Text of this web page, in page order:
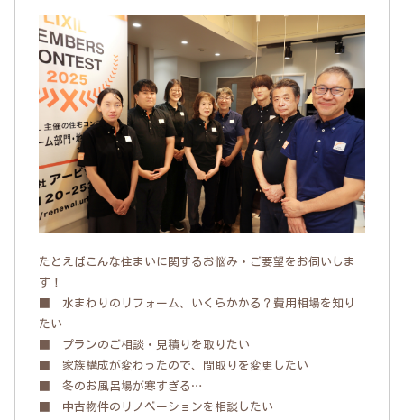
たとえばこんな住まいに関するお悩み・ご要望をお伺いしま
す！
■ 水まわりのリフォーム、いくらかかる？費用相場を知り
たい
■ プランのご相談・見積りを取りたい
■ 家族構成が変わったので、間取りを変更したい
■ 冬のお風呂場が寒すぎる…
■ 中古物件のリノベーションを相談したい